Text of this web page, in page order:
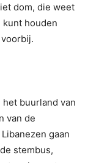
dom, die weet
houden
buurland van
van de
gaan
stembus,